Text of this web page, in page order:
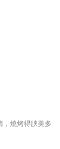
，燒烤得腴美多